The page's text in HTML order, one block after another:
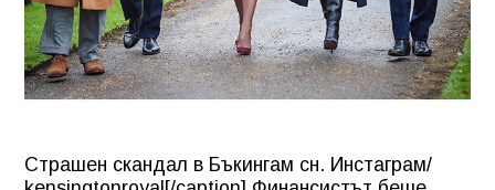
Страшен скандал в Бъкингам сн. Инстаграм/